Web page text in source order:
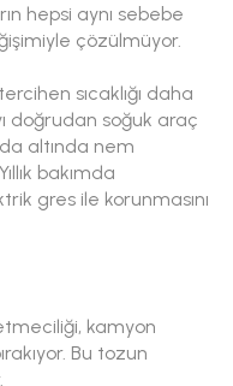
hepsi aynı sebebe
çözülmüyor.
sıcaklığı daha
doğrudan soğuk araç
altında nem
bakımda
gres ile korunmasını
kamyon
Bu tozun